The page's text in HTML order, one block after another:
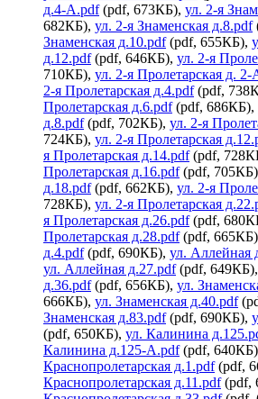
д.4-А.pdf(pdf, 673КБ), ул. 2-я
682КБ), ул. 2-я Знаменская д.8.pdf
Знаменская д.10.pdf(pdf, 655КБ),
д.12.pdf(pdf, 646КБ), ул. 2-я
710КБ), ул. 2-я Пролетарская д.
2-я Пролетарская д.4.pdf(pdf,
Пролетарская д.6.pdf(pdf, 686КБ),
д.8.pdf(pdf, 702КБ), ул. 2-я
724КБ), ул. 2-я Пролетарская
я Пролетарская д.14.pdf(pdf,
Пролетарская д.16.pdf(pdf,
д.18.pdf(pdf, 662КБ), ул. 2-я
728КБ), ул. 2-я Пролетарская
я Пролетарская д.26.pdf(pdf,
Пролетарская д.28.pdf(pdf,
д.4.pdf(pdf, 690КБ), ул. Аллейная
ул. Аллейная д.27.pdf(pdf, 649КБ),
д.36.pdf(pdf, 656КБ), ул.
666КБ), ул. Знаменская д.40.pdf
Знаменская д.83.pdf(pdf, 690КБ),
(pdf, 650КБ), ул. Калинина
Калинина д.125-А.pdf(pdf,
Краснопролетарская д.1.pdf(pdf,
Краснопролетарская д.11.pdf(pdf,